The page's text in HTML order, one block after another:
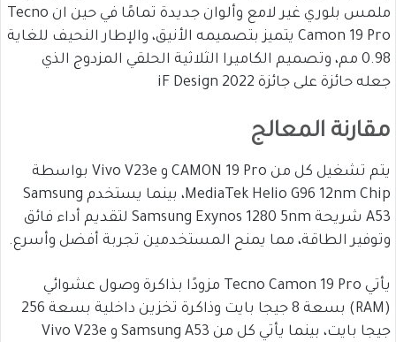
ملمس بلوري غير لامع وألوان جديدة تمامًا في حين ان Tecno
Camon 19 Pro يتميز بتصميمه الأنيق، والإطار النحيف للغاية
0.98 مم، وتصميم الكاميرا الثلاثية الحلقي المزدوج الذي
جعله حائزة على جائزة 2022 iF Design
مقارنة المعالج
يتم تشغيل كل من CAMON 19 Pro و Vivo V23e بواسطة
MediaTek Helio G96 12nm Chip، بينما يستخدم Samsung
A53 شريحة Samsung Exynos 1280 5nm لتقديم أداء فائق
وتوفير الطاقة، مما يمنح المستخدمين تجربة أفضل وأسرع.
يأتي Tecno Camon 19 Pro مزودًا بذاكرة وصول عشوائي
(RAM) بسعة 8 جيجا بايت وذاكرة تخزين داخلية بسعة 256
جيجا بايت، بينما يأتي كل من Samsung A53 و Vivo V23e